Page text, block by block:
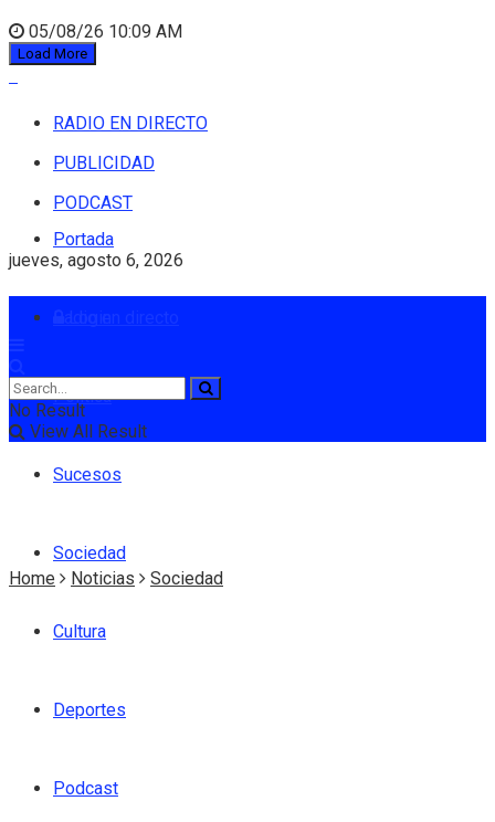
05/08/26 10:09 AM
Load More
RADIO EN DIRECTO
PUBLICIDAD
PODCAST
jueves, agosto 6, 2026
Portada
Política
Sucesos
Sociedad
Cultura
Deportes
Podcast
No Result
View All Result
Home Noticias Sociedad